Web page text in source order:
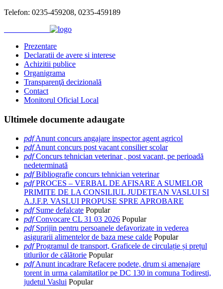
Telefon: 0235-459208, 0235-459189
Prezentare
Declaratii de avere si interese
Achizitii publice
Organigrama
Transparenţă decizională
Contact
Monitorul Oficial Local
Ultimele documente adaugate
pdfAnunt concurs angajare inspector agent agricol
pdfAnunt concurs post vacant consilier scolar
pdf Concurs tehnician veterinar , post vacant, pe perioadă
nedeterminată
pdf Bibliografie concurs tehnician veterinar
pdf PROCES – VERBAL DE AFISARE A SUMELOR
PRIMITE DE LA CONSILIUL JUDETEAN VASLUI SI
A.J.F.P. VASLUI PROPUSE SPRE APROBARE
pdf Sume defalcate Popular
pdf Convocare CL 31 03 2026 Popular
pdf Sprijin pentru persoanele defavorizate in vederea
asigurarii alimentelor de baza mese calde Popular
pdf Programul de transport, Graficele de circulație și prețul
titlurilor de călătorie Popular
pdfAnunt incadrare Refacere podete, drum si amenajare
torent in urma calamitatilor pe DC 130 in comuna Todiresti,
judetul Vaslui Popular